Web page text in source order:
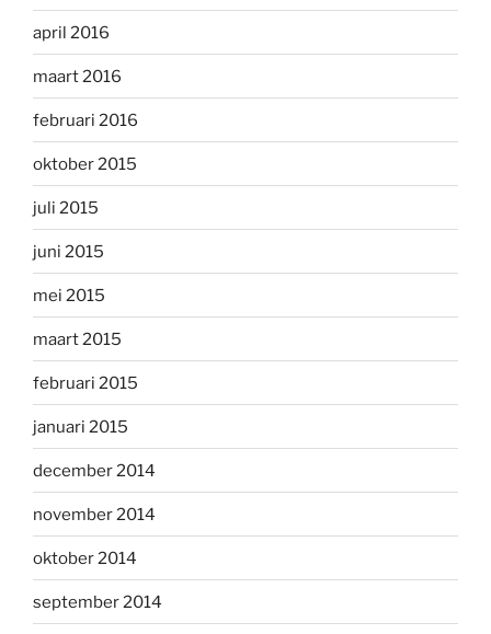
april 2016
maart 2016
februari 2016
oktober 2015
juli 2015
juni 2015
mei 2015
maart 2015
februari 2015
januari 2015
december 2014
november 2014
oktober 2014
september 2014